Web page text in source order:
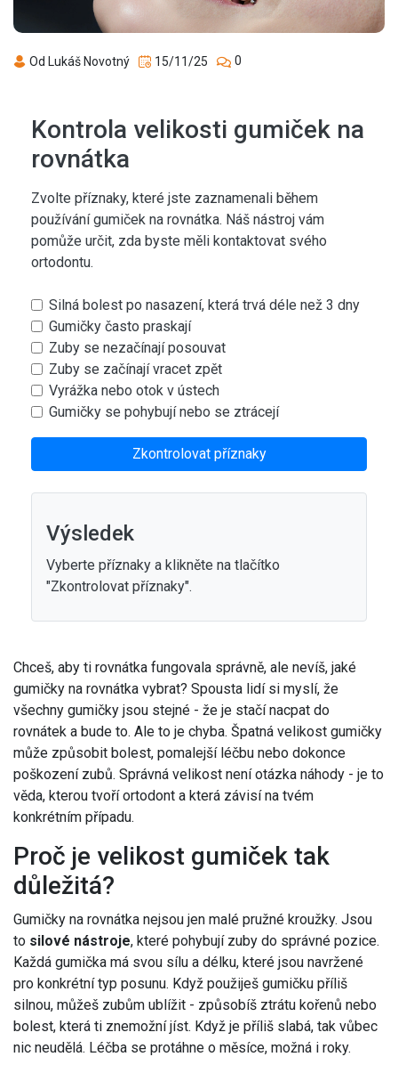
Od Lukáš Novotný 15/11/25 0
Kontrola velikosti gumiček na
rovnátka
Zvolte příznaky, které jste zaznamenali během
používání gumiček na rovnátka. Náš nástroj vám
pomůže určit, zda byste měli kontaktovat svého
ortodontu.
Silná bolest po nasazení, která trvá déle než 3 dny
Gumičky často praskají
Zuby se nezačínají posouvat
Zuby se začínají vracet zpět
Vyrážka nebo otok v ústech
Gumičky se pohybují nebo se ztrácejí
Zkontrolovat příznaky
Výsledek
Vyberte příznaky a klikněte na tlačítko
"Zkontrolovat příznaky".
Chceš, aby ti rovnátka fungovala správně, ale nevíš, jaké
gumičky na rovnátka vybrat? Spousta lidí si myslí, že
všechny gumičky jsou stejné - že je stačí nacpat do
rovnátek a bude to. Ale to je chyba. Špatná velikost gumičky
může způsobit bolest, pomalejší léčbu nebo dokonce
poškození zubů. Správná velikost není otázka náhody - je to
věda, kterou tvoří ortodont a která závisí na tvém
konkrétním případu.
Proč je velikost gumiček tak
důležitá?
Gumičky na rovnátka nejsou jen malé pružné kroužky. Jsou
to silové nástroje, které pohybují zuby do správné pozice.
Každá gumička má svou sílu a délku, které jsou navržené
pro konkrétní typ posunu. Když použiješ gumičku příliš
silnou, můžeš zubům ublížit - způsobíš ztrátu kořenů nebo
bolest, která ti znemožní jíst. Když je příliš slabá, tak vůbec
nic neudělá. Léčba se protáhne o měsíce, možná i roky.